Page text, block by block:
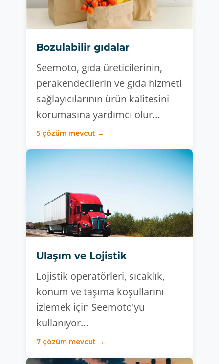
Bozulabilir gıdalar
Seemoto, gıda üreticilerinin,
perakendecilerin ve gıda hizmeti
sağlayıcılarının ürün kalitesini
korumasına yardımcı olur…
5 çözüm mevcut →
Ulaşım ve Lojistik
Lojistik operatörleri, sıcaklık,
konum ve taşıma koşullarını
izlemek için Seemoto'yu
kullanıyor…
7 çözüm mevcut →